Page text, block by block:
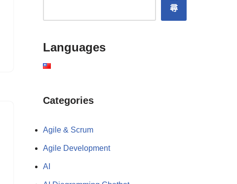
尋
Languages
Categories
Agile & Scrum
Agile Development
AI